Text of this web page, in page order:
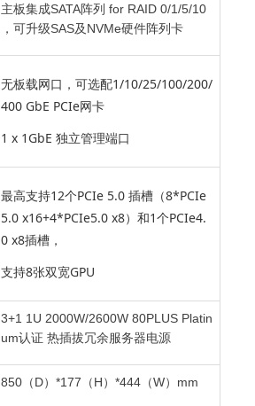
主板集成SATA阵列 for RAID 0/1/5/10
，可升级SAS及NVMe硬件阵列卡
无板载网口，可选配1/10/25/100/200/
400 GbE PCIe网卡
1 x 1GbE 独立管理端口
最高支持12个PCIe 5.0 插槽（8*PCIe
5.0 x16+4*PCIe5.0 x8）和1个PCIe4.
0 x8插槽，
支持8张双宽GPU
3+1 1U 2000W/2600W 80PLUS Platin
um认证 热插拔冗余服务器电源
850（D）*177（H）*444（W）mm